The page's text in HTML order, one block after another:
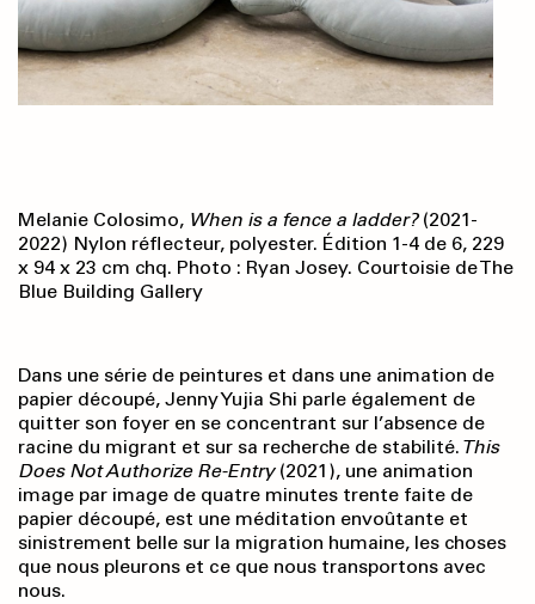
Melanie Colosimo, When is a fence a ladder?(2021-
2022) Nylon réflecteur, polyester. Édition 1-4 de 6, 229
x 94 x 23 cm chq. Photo : Ryan Josey. Courtoisie de The
Blue Building Gallery
Dans une série de peintures et dans une animation de
papier découpé, Jenny Yujia Shi parle également de
quitter son foyer en se concentrant sur l’absence de
racine du migrant et sur sa recherche de stabilité. This
Does Not Authorize Re-Entry(2021), une animation
image par image de quatre minutes trente faite de
papier découpé, est une méditation envoûtante et
sinistrement belle sur la migration humaine, les choses
que nous pleurons et ce que nous transportons avec
nous.